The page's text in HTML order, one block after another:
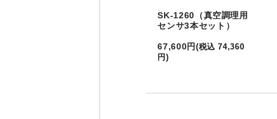
SK-1260（真空調理用
センサ3本セット）
67,600円 (税込 74,360
円)